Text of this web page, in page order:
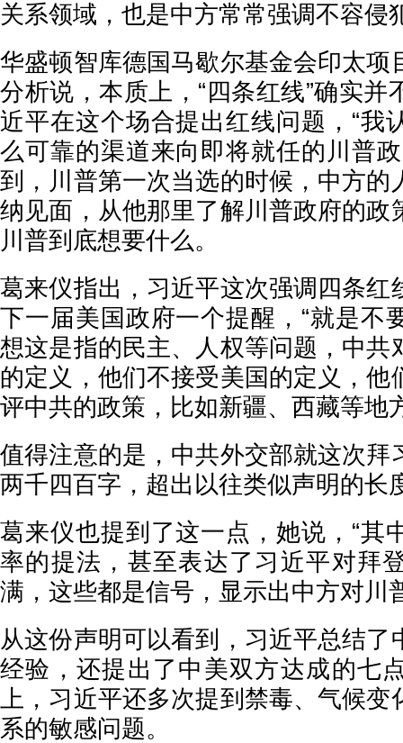
关系领域，也是中方常常强调不容侵
华盛顿智库德国马歇尔基金会印太项
分析说，本质上，“四条红线”确实并
近平在这个场合提出红线问题，“我
么可靠的渠道来向即将就任的川普
到，川普第一次当选的时候，中方的
纳见面，从他那里了解川普政府的政
川普到底想要什么。
葛来仪指出，习近平这次强调四条红
下一届美国政府一个提醒，“就是不
想这是指的民主、人权等问题，中共
的定义，他们不接受美国的定义，他
评中共的政策，比如新疆、西藏等地
值得注意的是，中共外交部就这次拜
两千四百字，超出以往类似声明的长
葛来仪也提到了这一点，她说，“其
率的提法，甚至表达了习近平对拜
满，这些都是信号，显示出中方对川
从这份声明可以看到，习近平总结了
经验，还提出了中美双方达成的七
上，习近平还多次提到禁毒、气候变
系的敏感问题。